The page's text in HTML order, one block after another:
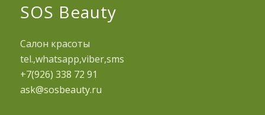
SOS Beauty
Салон красоты
tel.,whatsapp,viber,sms
+7(926) 338 72 91
ask@sosbeauty.ru